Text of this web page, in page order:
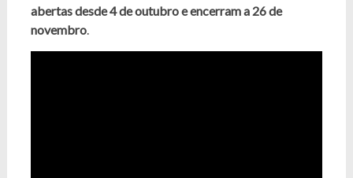
abertas desde 4 de outubro e encerram a 26 de
novembro.